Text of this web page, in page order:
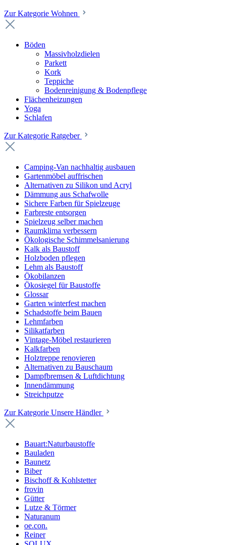
Zur Kategorie Wohnen
Böden
Massivholzdielen
Parkett
Kork
Teppiche
Bodenreinigung & Bodenpflege
Flächenheizungen
Yoga
Schlafen
Zur Kategorie Ratgeber
Camping-Van nachhaltig ausbauen
Gartenmöbel auffrischen
Alternativen zu Silikon und Acryl
Dämmung aus Schafwolle
Sichere Farben für Spielzeuge
Farbreste entsorgen
Spielzeug selber machen
Raumklima verbessern
Ökologische Schimmelsanierung
Kalk als Baustoff
Holzboden pflegen
Lehm als Baustoff
Ökobilanzen
Ökosiegel für Baustoffe
Glossar
Garten winterfest machen
Schadstoffe beim Bauen
Lehmfarben
Silikatfarben
Vintage-Möbel restaurieren
Kalkfarben
Holztreppe renovieren
Alternativen zu Bauschaum
Dampfbremsen & Luftdichtung
Innendämmung
Streichputze
Zur Kategorie Unsere Händler
Bauart:Naturbaustoffe
Bauladen
Baunetz
Biber
Bischoff & Kohlstetter
frovin
Gütter
Lutze & Törmer
Naturanum
oe.con.
Reiner